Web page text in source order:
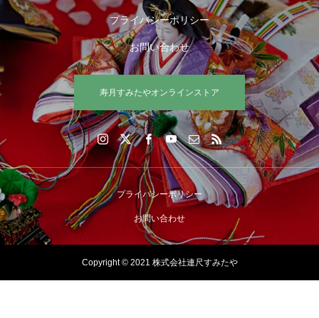
プライバシーポリシー
お問い合わせ
寿月すみたやオンラインストア
プライバシーポリシー
お問い合わせ
Copyright © 2021 株式会社連尺すみたや